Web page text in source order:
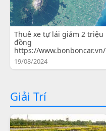
Thuê xe tự lái giảm 2 triệu
đồng
https://www.bonboncar.vn/
19/08/2024
Giải Trí